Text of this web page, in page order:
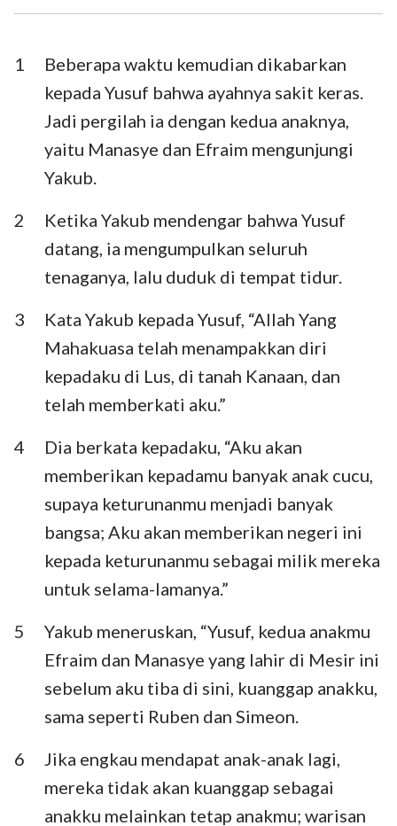
Ezra Nehemia
Ester Ayub
Mazmur Amsal
Pengkhotbah
Yesaya
Ratapan Yehezkiel
Daniel Hosea
Obaja Yunus
Mikha Nahum
Habakuk Zefanya
Hagai Zakharia
Maleakhi
1
Beberapa waktu kemudian dikabarkan
kepada Yusuf bahwa ayahnya sakit keras.
Jadi pergilah ia dengan kedua anaknya,
yaitu Manasye dan Efraim mengunjungi
Yakub.
2
Ketika Yakub mendengar bahwa Yusuf
datang, ia mengumpulkan seluruh
tenaganya, lalu duduk di tempat tidur.
3
Kata Yakub kepada Yusuf, “Allah Yang
Mahakuasa telah menampakkan diri
kepadaku di Lus, di tanah Kanaan, dan
telah memberkati aku.”
4
Dia berkata kepadaku, “Aku akan
memberikan kepadamu banyak anak cucu,
supaya keturunanmu menjadi banyak
bangsa; Aku akan memberikan negeri ini
kepada keturunanmu sebagai milik mereka
untuk selama-lamanya.”
5
Yakub meneruskan, “Yusuf, kedua anakmu
Efraim dan Manasye yang lahir di Mesir ini
sebelum aku tiba di sini, kuanggap anakku,
sama seperti Ruben dan Simeon.
6
Jika engkau mendapat anak-anak lagi,
mereka tidak akan kuanggap sebagai
anakku melainkan tetap anakmu; warisan